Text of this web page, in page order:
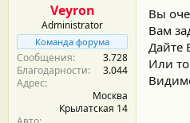
Veyron
Administrator
Команда форума
Сообщения
3.728
Благодарности
3.044
Адрес
Москва
Крылатская 14
Вы
Вам
Дайте
Или